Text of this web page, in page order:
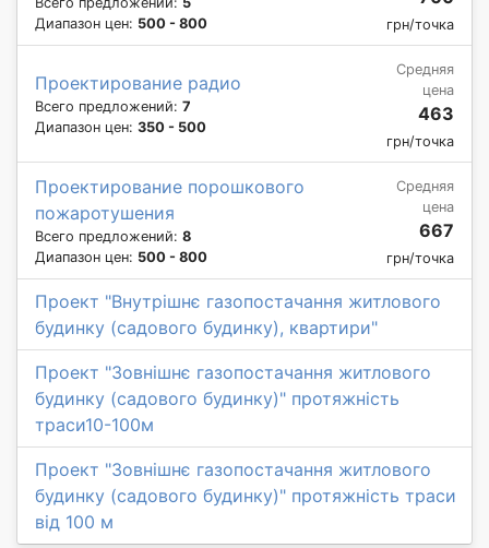
Диапазон цен: 500 - 800 грн/точка
Проектирование радио
Всего предложений: 7
Диапазон цен: 350 - 500
Средняя
цена
463
грн/точка
Проектирование порошкового
пожаротушения
Всего предложений: 8
Диапазон цен: 500 - 800
Средняя
цена
667
грн/точка
Проект "Внутрішнє газопостачання житлового
будинку (садового будинку), квартири"
Проект "Зовнішнє газопостачання житлового
будинку (садового будинку)" протяжність
траси10-100м
Проект "Зовнішнє газопостачання житлового
будинку (садового будинку)" протяжність траси
від 100 м